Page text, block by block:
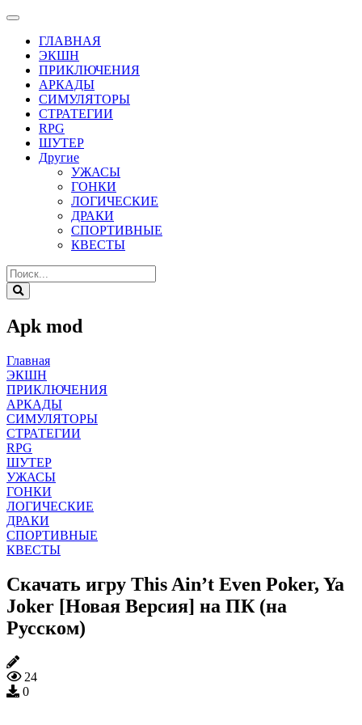
ГЛАВНАЯ
ЭКШН
ПРИКЛЮЧЕНИЯ
АРКАДЫ
СИМУЛЯТОРЫ
СТРАТЕГИИ
RPG
ШУТЕР
Другие
УЖАСЫ
ГОНКИ
ЛОГИЧЕСКИЕ
ДРАКИ
СПОРТИВНЫЕ
КВЕСТЫ
Apk mod
Главная
ЭКШН
ПРИКЛЮЧЕНИЯ
АРКАДЫ
СИМУЛЯТОРЫ
СТРАТЕГИИ
RPG
ШУТЕР
УЖАСЫ
ГОНКИ
ЛОГИЧЕСКИЕ
ДРАКИ
СПОРТИВНЫЕ
КВЕСТЫ
Скачать игру This Ain’t Even Poker, Ya
Joker [Новая Версия] на ПК (на
Русском)
24
0